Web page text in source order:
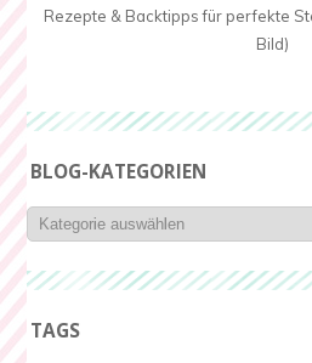
Rezepte & Backtipps für perfekte
Bild)
BLOG-KATEGORIEN
Blog-
Kategorien
TAGS